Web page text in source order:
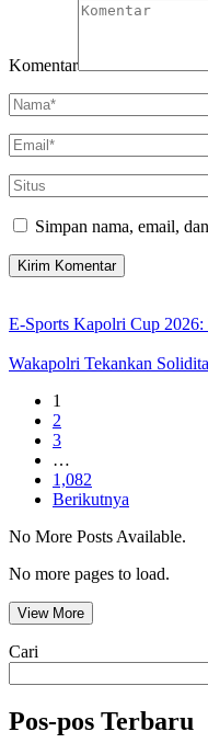
Komentar
Simpan nama, email,
E-Sports Kapolri Cup
Wakapolri Tekankan
1
2
3
…
1,082
Berikutnya
No More Posts Available.
No more pages to load.
View More
Cari
Pos-pos Terbaru